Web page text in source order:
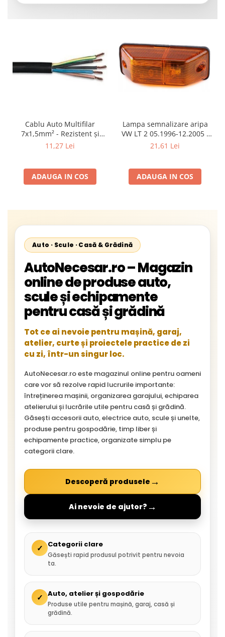
Cablu Auto Multifilar
7x1,5mm² - Rezistent și
Flexibil pentru Remorci 12V-
11,27 Lei
ADAUGA IN COS
Lampa semnalizare aripa
VW LT 2 05.1996-12.2005 ;
Mercedes Sprinter 1995-
Neoplan Euroliner,
Starliner,Centroliner,
21,61 Lei
ADAUGA IN COS
Auto · Scule · Casă & Grădină
AutoNecesar.ro – Magazin
online de produse auto,
scule și echipamente
pentru casă și grădină
Tot ce ai nevoie pentru mașină, garaj,
atelier, curte și proiectele practice de zi
cu zi, într-un singur loc.
AutoNecesar.ro este magazinul online pentru oameni
care vor să rezolve rapid lucrurile importante:
întreținerea mașinii, organizarea garajului, echiparea
atelierului și lucrările utile pentru casă și grădină.
Găsești accesorii auto, electrice auto, scule și unelte,
produse pentru gospodărie, timp liber și
echipamente practice, organizate simplu pe
categorii clare.
Descoperă produsele →
Ai nevoie de ajutor? →
✓ Categorii clare
Găsești rapid produsul potrivit pentru nevoia
ta.
✓ Auto, atelier și gospodărie
Produse utile pentru mașină, garaj, casă și
grădină.